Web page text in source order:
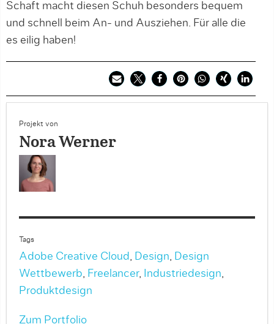
Schaft macht diesen Schuh besonders bequem
und schnell beim An- und Ausziehen. Für alle die
es eilig haben!
Projekt von
Nora Werner
Tags
Adobe Creative Cloud, Design, Design
Wettbewerb, Freelancer, Industriedesign,
Produktdesign
Zum Portfolio